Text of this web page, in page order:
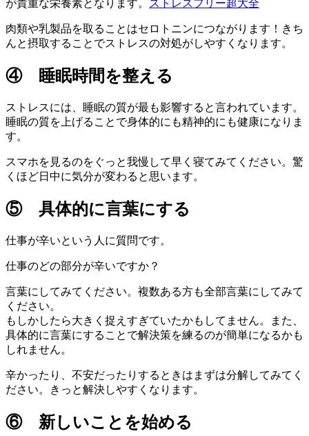
が貴重な栄養素となります。 ストレスフリー超大全
肉類や乳製品を取ることはセロトニンにつながります！きち
んと摂取することでストレスの対処がしやすくなります。
④ 睡眠時間を整える
ストレスには、睡眠の質が最も影響すると言われています。
睡眠の質を上げることで身体的にも精神的にも健康になりま
す。
スマホを見るのをぐっと我慢して早く寝てみてください。驚
くほど日中に気分が変わると思います。
⑤ 具体的に言葉にする
仕事が辛いという人に質問です。
仕事のどの部分が辛いですか？
言葉にしてみてください。複数ある方も全部言葉にしてみて
ください。
もしかしたら大きく捉えすぎていたかもしてません。また、
具体的に言葉にすることで解決策を練るのが簡単になるかも
しれません。
辛かったり、不安だったりするときはまずは分解してみてく
ださい。きっと解決しやすくなります。
⑥ 新しいことを始める